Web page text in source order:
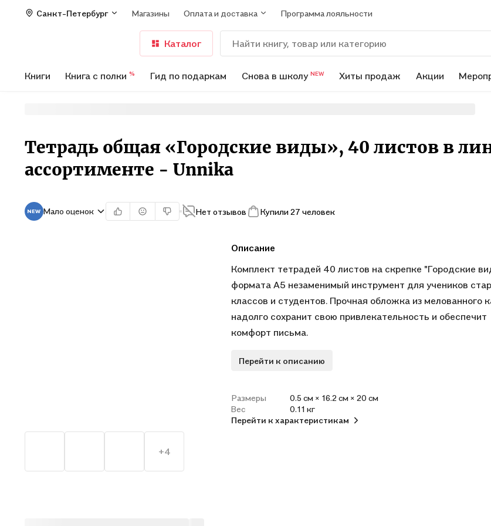
Санкт-Петербург Магазины Оплата и доставка Программа лояльности
Каталог
Книги Книга с полки % Гид по подаркам Снова в школу NEW Хиты продаж Акции
Тетрадь общая «Городские виды», 40 листов в
ассортименте - Unnika
Мало оценок Нет отзывов Купили 27 человек
+4
Описание
Комплект тетрадей 40 листов на скрепке "Городские
формата А5 незаменимый инструмент для учеников
классов и студентов. Прочная обложка из мелованного
надолго сохранит свою привлекательность и обеспечит
комфорт письма.
Перейти к описанию
Размеры
0.5 см × 16.2 см × 20 см
Вес
0.11 кг
Перейти к характеристикам